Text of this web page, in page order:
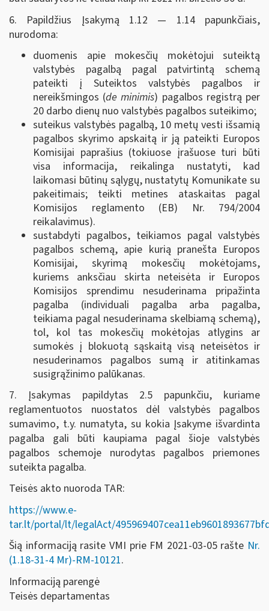
6. Papildžius Įsakymą 1.12 — 1.14 papunkčiais,
nurodoma:
duomenis apie mokesčių mokėtojui suteiktą
valstybės pagalbą pagal patvirtintą schemą
pateikti į Suteiktos valstybės pagalbos ir
nereikšmingos (de minimis) pagalbos registrą per
20 darbo dienų nuo valstybės pagalbos suteikimo;
suteikus valstybės pagalbą, 10 metų vesti išsamią
pagalbos skyrimo apskaitą ir ją pateikti Europos
Komisijai paprašius (tokiuose įrašuose turi būti
visa informacija, reikalinga nustatyti, kad
laikomasi būtinų sąlygų, nustatytų Komunikate su
pakeitimais; teikti metines ataskaitas pagal
Komisijos reglamento (EB) Nr. 794/2004
reikalavimus).
sustabdyti pagalbos, teikiamos pagal valstybės
pagalbos schemą, apie kurią pranešta Europos
Komisijai, skyrimą mokesčių mokėtojams,
kuriems anksčiau skirta neteisėta ir Europos
Komisijos sprendimu nesuderinama pripažinta
pagalba (individuali pagalba arba pagalba,
teikiama pagal nesuderinama skelbiamą schemą),
tol, kol tas mokesčių mokėtojas atlygins ar
sumokės į blokuotą sąskaitą visą neteisėtos ir
nesuderinamos pagalbos sumą ir atitinkamas
susigrąžinimo palūkanas.
7. Įsakymas papildytas 2.5 papunkčiu, kuriame
reglamentuotos nuostatos dėl valstybės pagalbos
sumavimo, t.y. numatyta, su kokia Įsakyme išvardinta
pagalba gali būti kaupiama pagal šioje valstybės
pagalbos schemoje nurodytas pagalbos priemones
suteikta pagalba.
Teisės akto nuoroda TAR:
https://www.e-
tar.lt/portal/lt/legalAct/
Šią informaciją rasite VMI prie FM 2021-03-05 rašte Nr.
(1.18-31-4 Mr)-RM-10121.
Informaciją parengė
Teisės departamentas